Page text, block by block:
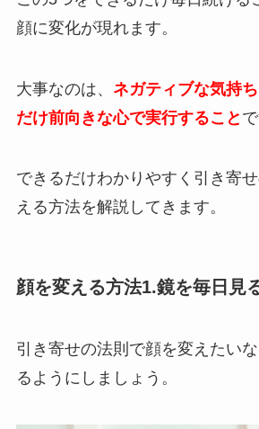
顔に変化が現れます。
大事なのは、 ネガティブな気持
だけ前向きな心で実行すること で
できるだけわかりやすく引き寄
える方法を解説してきます。
顔を変える方法1.鏡を毎日見
引き寄せの法則で顔を変えたい
るようにしましょう。